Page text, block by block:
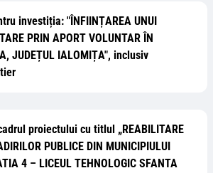
investiția: "ÎNFIINȚAREA UNUI
PRIN APORT VOLUNTAR ÎN
JUDEȚUL IALOMIȚA", inclusiv
proiectului cu titlul „REABILITARE
PUBLICE DIN MUNICIPIULUI
4 – LICEUL TEHNOLOGIC SFANTA